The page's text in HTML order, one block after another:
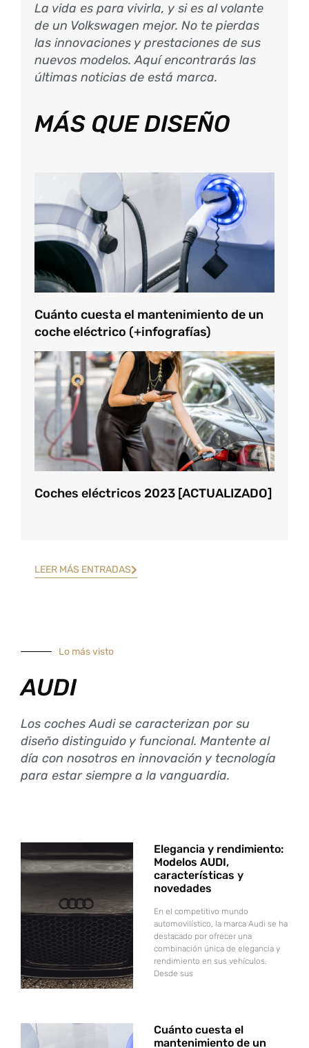
La vida es para vivirla, y si es al volante
de un Volkswagen mejor. No te pierdas
las innovaciones y prestaciones de sus
nuevos modelos. Aquí encontrarás las
últimas noticias de está marca.
MÁS QUE DISEÑO
Cuánto cuesta el mantenimiento de un
coche eléctrico (+infografías)
Coches eléctricos 2023 [ACTUALIZADO]
LEER MÁS ENTRADAS
Lo más visto
AUDI
Los coches Audi se caracterizan por su
diseño distinguido y funcional. Mantente al
día con nosotros en innovación y tecnología
para estar siempre a la vanguardia.
Elegancia y rendimiento:
Modelos AUDI,
características y
novedades
En el competitivo mundo
automovilístico, la marca Audi se ha
destacado por ofrecer una
combinación única de elegancia y
rendimiento en sus vehículos.
Desde sus
Cuánto cuesta el
mantenimiento de un